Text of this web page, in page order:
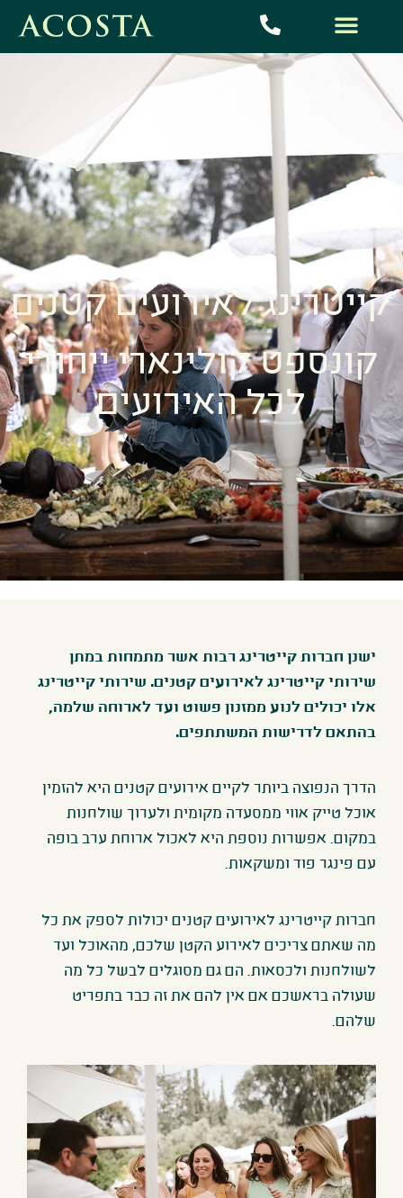
קייטרינג לאירועים קטנים
קונספט קולינארי ייחודי
לכל האירועים
ישנן חברות קייטרינג רבות אשר מתמחות במתן
שירותי קייטרינג לאירועים קטנים. שירותי קייטרינג
אלו יכולים לנוע ממזנון פשוט ועד לארוחה שלמה,
בהתאם לדרישות המשתתפים.
הדרך הנפוצה ביותר לקיים אירועים קטנים היא להזמין
אוכל טייק אווי ממסעדה מקומית ולערוך שולחנות
במקום. אפשרות נוספת היא לאכול ארוחת ערב בופה
עם פינגר פוד ומשקאות.
חברות קייטרינג לאירועים קטנים יכולות לספק את כל
מה שאתם צריכים לאירוע הקטן שלכם, מהאוכל ועד
לשולחנות ולכסאות. הם גם מסוגלים לבשל כל מה
שעולה בראשכם אם אין להם את זה כבר בתפריט
שלהם.